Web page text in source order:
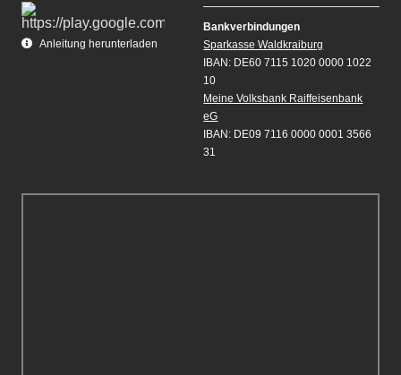
Anleitung herunterladen
Bankverbindungen
Sparkasse Waldkraiburg
IBAN: DE60 7115 1020 0000 1022
10
Meine Volksbank Raiffeisenbank
eG
IBAN: DE09 7116 0000 0001 3566
31